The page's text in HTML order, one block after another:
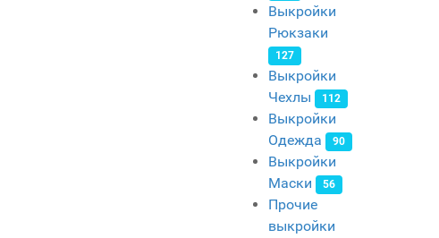
Выкройки
Рюкзаки
127
Выкройки
Чехлы
112
Выкройки
Одежда
90
Выкройки
Маски
56
Прочие
выкройки